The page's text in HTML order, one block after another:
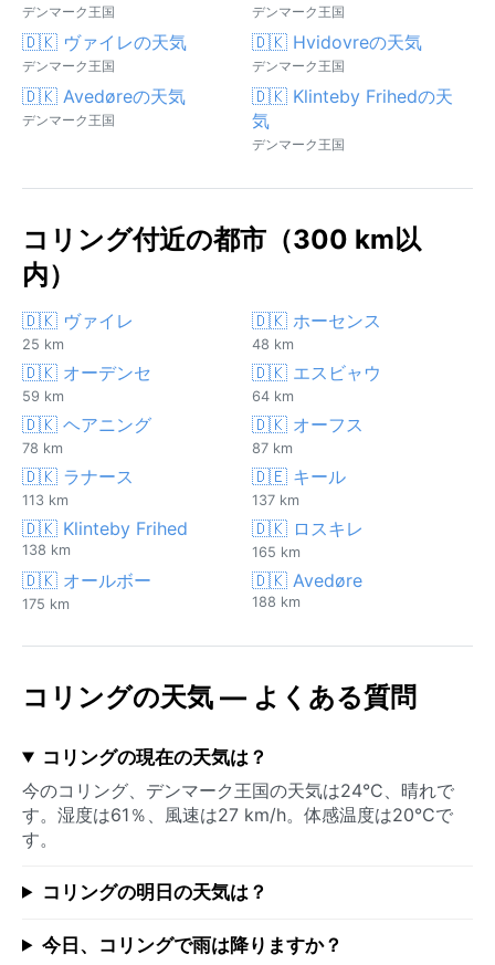
デンマーク王国 デンマーク王国
🇩🇰 ヴァイレの天気
デンマーク王国
🇩🇰 Hvidovreの天気
デンマーク王国
🇩🇰 Avedøreの天気
デンマーク王国
🇩🇰 Klinteby Frihedの天
気
デンマーク王国
コリング付近の都市（300 km以
内）
🇩🇰 ヴァイレ
25 km
🇩🇰 ホーセンス
48 km
🇩🇰 オーデンセ
59 km
🇩🇰 エスビャウ
64 km
🇩🇰 ヘアニング
78 km
🇩🇰 オーフス
87 km
🇩🇰 ラナース
113 km
🇩🇪 キール
137 km
🇩🇰 Klinteby Frihed
138 km
🇩🇰 ロスキレ
165 km
🇩🇰 オールボー
175 km
🇩🇰 Avedøre
188 km
コリングの天気 — よくある質問
コリングの現在の天気は？
今のコリング、デンマーク王国の天気は24°C、晴れで
す。湿度は61％、風速は27 km/h。体感温度は20°Cで
す。
コリングの明日の天気は？
今日、コリングで雨は降りますか？